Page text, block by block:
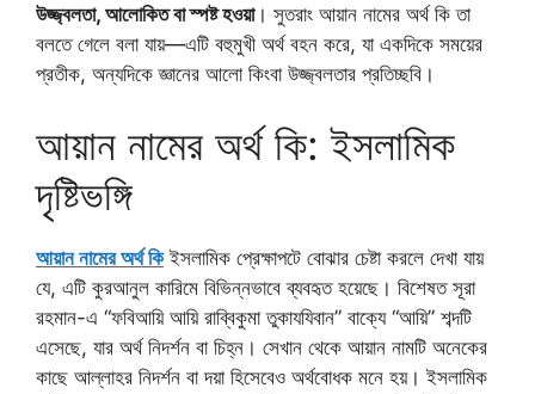
উজ্জ্বলতা, আলোকিত বা স্পষ্ট হওয়া। সুতরাং আয়ান নামের অর্থ কি তা
বলতে গেলে বলা যায়—এটি বহুমুখী অর্থ বহন করে, যা একদিকে সময়ের
প্রতীক, অন্যদিকে জ্ঞানের আলো কিংবা উজ্জ্বলতার প্রতিচ্ছবি।
আয়ান নামের অর্থ কি: ইসলামিক
দৃষ্টিভঙ্গি
আয়ান নামের অর্থ কিইসলামিক প্রেক্ষাপটে বোঝার চেষ্টা করলে দেখা যায়
যে, এটি কুরআনুল কারিমে বিভিন্নভাবে ব্যবহৃত হয়েছে। বিশেষত সূরা
রহমান-এ “ফবিআয়ি আয়ি রাব্বিকুমা তুকাযযিবান” বাক্যে “আয়ি” শব্দটি
এসেছে, যার অর্থ নিদর্শন বা চিহ্ন। সেখান থেকে আয়ান নামটি অনেকের
কাছে আল্লাহর নিদর্শন বা দয়া হিসেবেও অর্থবোধক মনে হয়। ইসলামিক